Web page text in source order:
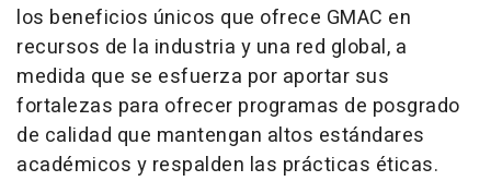
los beneficios únicos que ofrece GMAC en
recursos de la industria y una red global, a
medida que se esfuerza por aportar sus
fortalezas para ofrecer programas de posgrado
de calidad que mantengan altos estándares
académicos y respalden las prácticas éticas.